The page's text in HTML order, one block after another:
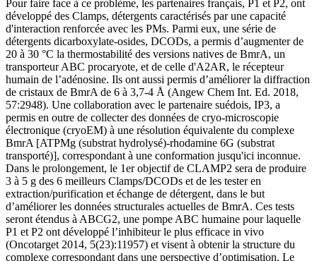
Pour faire face à ce problème, les partenaires français, P1 et P2, ont
développé des Clamps, détergents caractérisés par une capacité
d'interaction renforcée avec les PMs. Parmi eux, une série de
détergents dicarboxylate-osides, DCODs, a permis d’augmenter de
20 à 30 °C la thermostabilité des versions natives de BmrA, un
transporteur ABC procaryote, et de celle d'A2AR, le récepteur
humain de l’adénosine. Ils ont aussi permis d’améliorer la diffraction
de cristaux de BmrA de 6 à 3,7-4 Å (Angew Chem Int. Ed. 2018,
57:2948). Une collaboration avec le partenaire suédois, IP3, a
permis en outre de collecter des données de cryo-microscopie
électronique (cryoEM) à une résolution équivalente du complexe
BmrA [ATPMg (substrat hydrolysé)-rhodamine 6G (substrat
transporté)], correspondant à une conformation jusqu'ici inconnue.
Dans le prolongement, le 1er objectif de CLAMP2 sera de produire
3 à 5 g des 6 meilleurs Clamps/DCODs et de les tester en
extraction/purification et échange de détergent, dans le but
d’améliorer les données structurales actuelles de BmrA. Ces tests
seront étendus à ABCG2, une pompe ABC humaine pour laquelle
P1 et P2 ont développé l’inhibiteur le plus efficace in vivo
(Oncotarget 2014, 5(23):11957) et visent à obtenir la structure du
complexe correspondant dans une perspective d’optimisation. Le